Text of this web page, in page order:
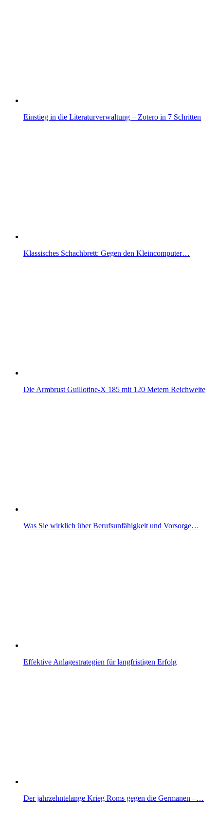
Einstieg in die Literaturverwaltung – Zotero in 7 Schritten
Klassisches Schachbrett: Gegen den Kleincomputer…
Die Armbrust Guillotine-X 185 mit 120 Metern Reichweite
Was Sie wirklich über Berufsunfähigkeit und Vorsorge…
Effektive Anlagestrategien für langfristigen Erfolg
Der jahrzehntelange Krieg Roms gegen die Germanen –…